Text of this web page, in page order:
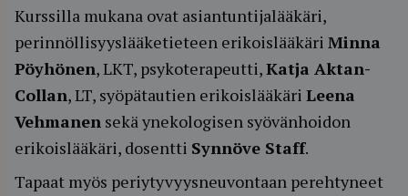
Kurssilla mukana ovat asiantuntijalääkäri,
perinnöllisyyslääketieteen erikoislääkäri Minna
Pöyhönen, LKT, psykoterapeutti,Katja Aktan-
Collan, LT, syöpätautien erikoislääkäri Leena
Vehmanen sekä ynekologisen syövänhoidon
erikoislääkäri, dosentti Synnöve Staff.
Tapaat myös periytyvyysneuvontaan perehtyneet